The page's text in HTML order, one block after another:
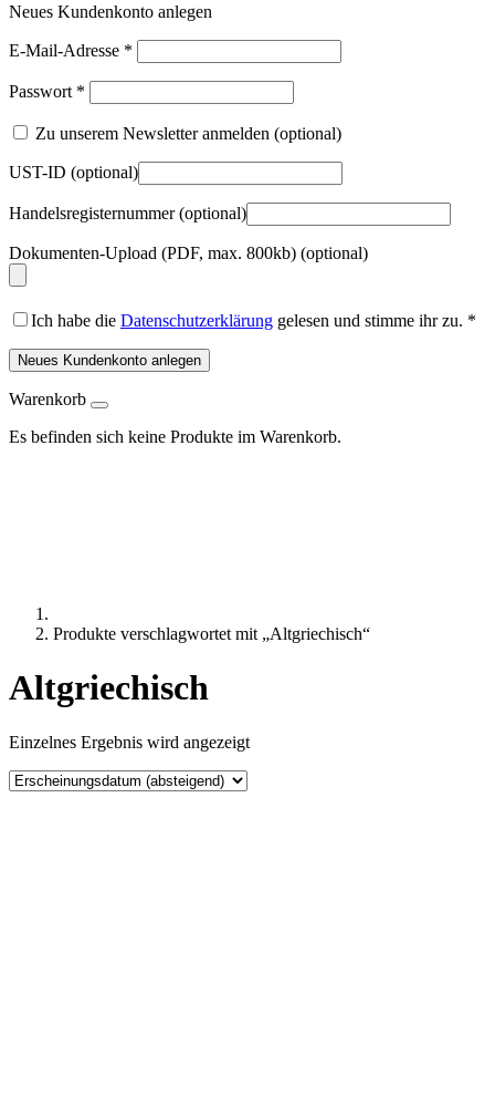
Neues Kundenkonto anlegen
E-Mail-Adresse *
Passwort *
Zu unserem Newsletter anmelden (optional)
UST-ID (optional)
Handelsregisternummer(optional)
Dokumenten-Upload (PDF, max. 800kb) (optional)
Ich habe die Datenschutzerklärung gelesen und stimme ihr zu. *
Neues Kundenkonto anlegen
Warenkorb
Es befinden sich keine Produkte im Warenkorb.
Produkte verschlagwortet mit „Altgriechisch“
Altgriechisch
Einzelnes Ergebnis wird angezeigt